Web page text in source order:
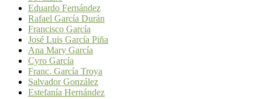
Eduardo Fernández
Rafael García Durán
Francisco García
José Luis García Piña
Ana Mary García
Cyro García
Franc. García Troya
Salvador González
Estefanía Hernández